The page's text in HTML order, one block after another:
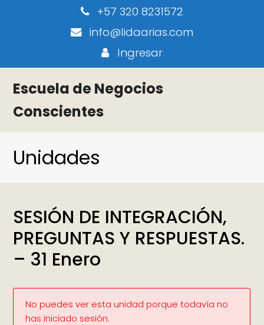
+57 320 8231572
info@lidaarias.com
Ingresar
Escuela de Negocios
Conscientes
Unidades
SESIÓN DE INTEGRACIÓN,
PREGUNTAS Y RESPUESTAS.
– 31 Enero
No puedes ver esta unidad porque todavía no
has iniciado sesión.